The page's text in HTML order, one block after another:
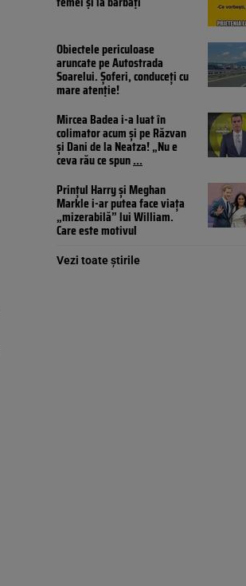
Obiectele periculoase
aruncate pe Autostrada
Soarelui. Șoferi, conduceți cu
mare atenție!
Mircea Badea i-a luat în
colimator acum și pe Răzvan
și Dani de la Neatza! „Nu e
ceva rău ce spun...
Prințul Harry și Meghan
Markle i-ar putea face viața
„mizerabilă” lui William.
Care este motivul
Vezi toate știrile